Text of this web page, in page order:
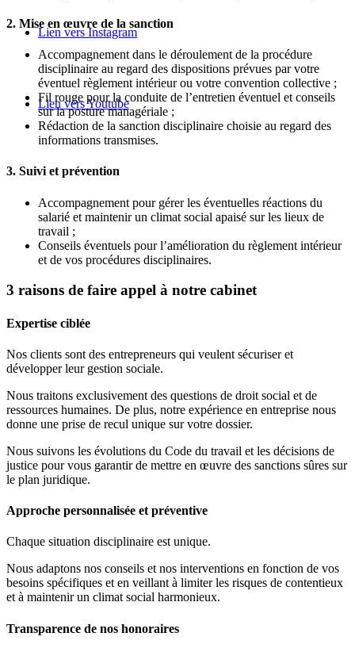
Lien vers Instagram
Lien vers Youtube
2. Mise en œuvre de la sanction
Accompagnement dans le déroulement de la procédure
disciplinaire au regard des dispositions prévues par votre
éventuel règlement intérieur ou votre convention collective ;
Fil rouge pour la conduite de l’entretien éventuel et conseils
sur la posture managériale ;
Rédaction de la sanction disciplinaire choisie au regard des
informations transmises.
3. Suivi et prévention
Accompagnement pour gérer les éventuelles réactions du
salarié et maintenir un climat social apaisé sur les lieux de
travail ;
Conseils éventuels pour l’amélioration du règlement intérieur
et de vos procédures disciplinaires.
3 raisons de faire appel à notre cabinet
Expertise ciblée
Nos clients sont des entrepreneurs qui veulent sécuriser et
développer leur gestion sociale.
Nous traitons exclusivement des questions de droit social et de
ressources humaines. De plus, notre expérience en entreprise nous
donne une prise de recul unique sur votre dossier.
Nous suivons les évolutions du Code du travail et les décisions de
justice pour vous garantir de mettre en œuvre des sanctions sûres sur
le plan juridique.
Approche personnalisée et préventive
Chaque situation disciplinaire est unique.
Nous adaptons nos conseils et nos interventions en fonction de vos
besoins spécifiques et en veillant à limiter les risques de contentieux
et à maintenir un climat social harmonieux.
Transparence de nos honoraires